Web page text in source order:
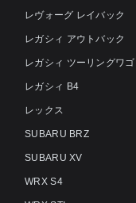
レヴォーグ レイバック
レガシィ アウトバック
レガシィ ツーリングワ
レガシィ B4
レックス
SUBARU BRZ
SUBARU XV
WRX S4